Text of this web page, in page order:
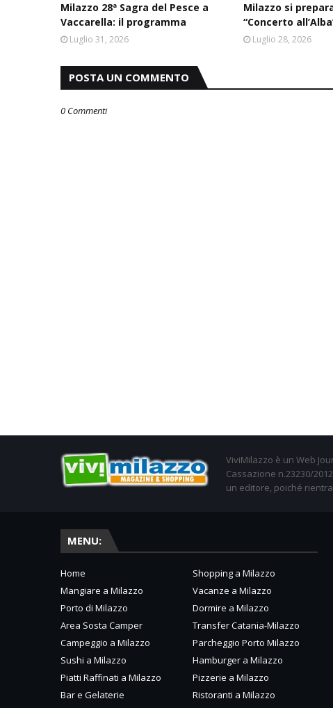
Milazzo 28ª Sagra del Pesce a
Vaccarella: il programma
Luglio 31, 2026
Milazzo si
“Concerto
Luglio 28, 2026
POSTA UN COMMENTO
0 Commenti
ViviMilazzo è un Web
Cassazione n.23230/
un editore, poiché
MENU:
Home
Shopping a Milazzo
Mangiare a Milazzo
Vacanze a Milazzo
Porto di Milazzo
Dormire a Milazzo
Area Sosta Camper
Transfer Catania-Milazzo
Campeggio a Milazzo
Parcheggio Porto Milazzo
Sushi a Milazzo
Hamburger a Milazzo
Piatti Raffinati a Milazzo
Pizzerie a Milazzo
Bar e Gelaterie
Ristoranti a Milazzo